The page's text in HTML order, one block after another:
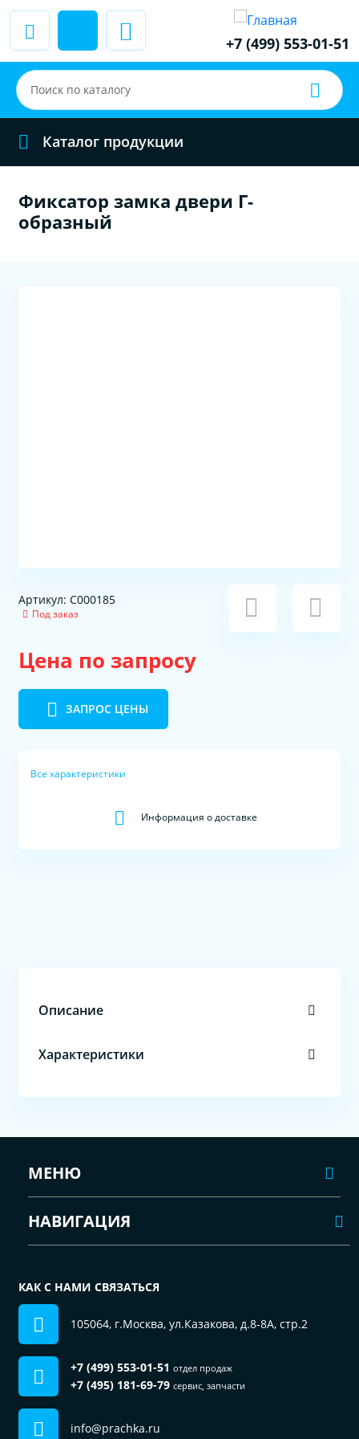
+7 (499) 553-01-51
Каталог продукции
Фиксатор замка двери Г-
образный
Артикул: C000185
Под заказ
Цена по запросу
ЗАПРОС ЦЕНЫ
Все характеристики
Информация о доставке
Описание
Характеристики
МЕНЮ
НАВИГАЦИЯ
КАК С НАМИ СВЯЗАТЬСЯ
105064, г.Москва, ул.Казакова, д.8-8А, стр.2
+7 (499) 553-01-51 отдел продаж
+7 (495) 181-69-79 сервис, запчасти
info@prachka.ru